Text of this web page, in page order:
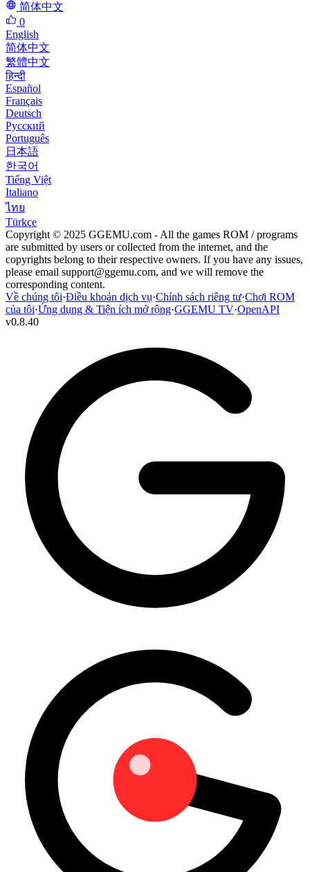
简体中文
0
English
简体中文
繁體中文
हिन्दी
Español
Français
Deutsch
Русский
Português
日本語
한국어
Tiếng Việt
Italiano
ไทย
Türkçe
Copyright © 2025 GGEMU.com - All the games ROM / programs
are submitted by users or collected from the internet, and the
copyrights belong to their respective owners. If you have any issues,
please email support@ggemu.com, and we will remove the
corresponding content.
Về chúng tôi·Điều khoản dịch vụ·Chính sách riêng tư·Chơi ROM
của tôi·Ứng dụng & Tiện ích mở rộng·GGEMU TV·OpenAPI
v0.8.40